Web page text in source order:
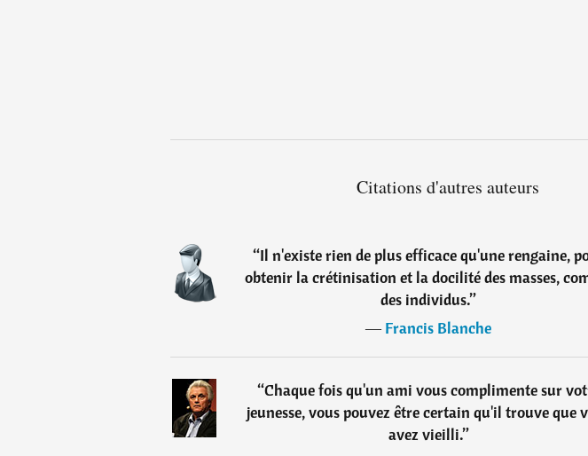
Citations d'autres auteurs
“Il n'existe rien de plus efficace qu'une rengaine,
obtenir la crétinisation et la docilité des masses,
des individus.”
―Francis Blanche
“Chaque fois qu'un ami vous complimente sur
jeunesse, vous pouvez être certain qu'il trouve que
avez vieilli.”